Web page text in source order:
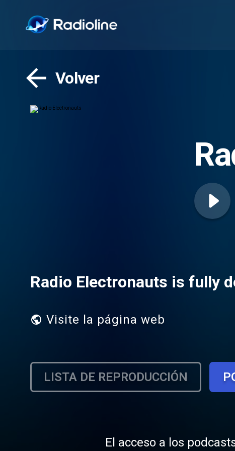
Volver
Radio Electronauts is fully
Visite la página web
LISTA DE REPRODUCCIÓN
El acceso a los